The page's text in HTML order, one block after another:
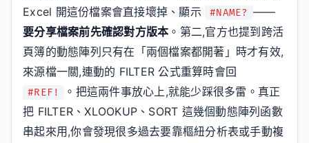
Excel 開這份檔案會直接壞掉、顯示
#NAME? ——
要分享檔案前先確認對方版本。第二,官方也提到跨活
頁簿的動態陣列只有在「兩個檔案都開著」時才有效,
來源檔一關,連動的 FILTER 公式重算時會回
#REF!
。把這兩件事放心上,就能少踩很多雷。真正
把 FILTER、XLOOKUP、SORT 這幾個動態陣列函數
串起來用,你會發現很多過去要靠樞紐分析表或手動複